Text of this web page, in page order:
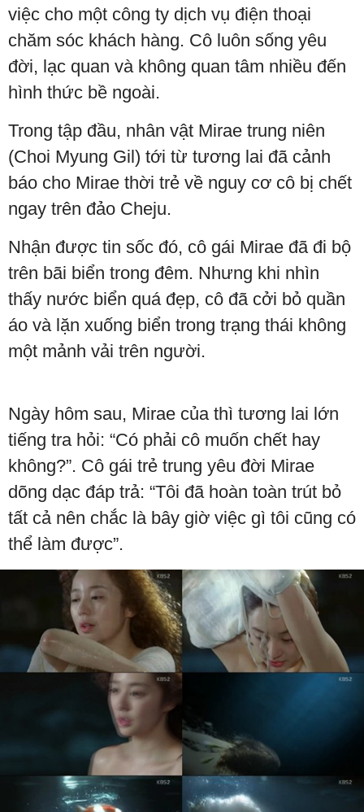
việc cho một công ty dịch vụ điện thoại
chăm sóc khách hàng. Cô luôn sống yêu
đời, lạc quan và không quan tâm nhiều đến
hình thức bề ngoài.
Trong tập đầu, nhân vật Mirae trung niên
(Choi Myung Gil) tới từ tương lai đã cảnh
báo cho Mirae thời trẻ về nguy cơ cô bị chết
ngay trên đảo Cheju.
Nhận được tin sốc đó, cô gái Mirae đã đi bộ
trên bãi biển trong đêm. Nhưng khi nhìn
thấy nước biển quá đẹp, cô đã cởi bỏ quần
áo và lặn xuống biển trong trạng thái không
một mảnh vải trên người.
Ngày hôm sau, Mirae của thì tương lai lớn
tiếng tra hỏi: “Có phải cô muốn chết hay
không?”. Cô gái trẻ trung yêu đời Mirae
dõng dạc đáp trả: “Tôi đã hoàn toàn trút bỏ
tất cả nên chắc là bây giờ việc gì tôi cũng có
thể làm được”.